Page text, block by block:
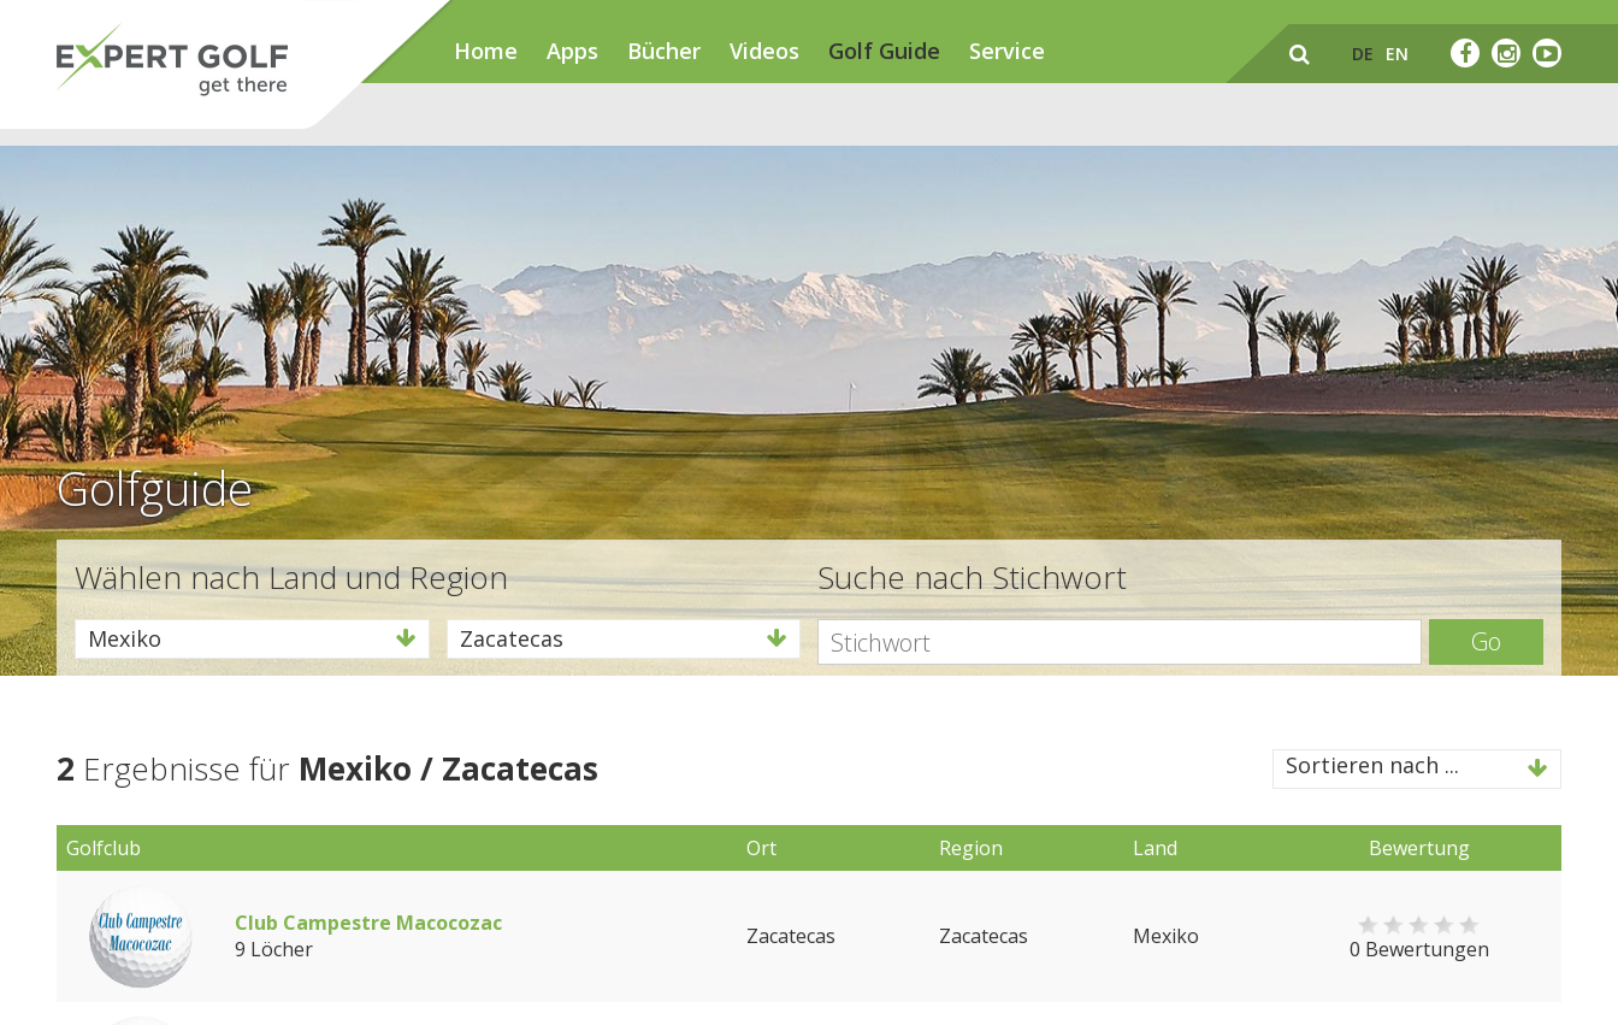
Home Apps Bücher Videos Golf Guide Service DE EN
Golfguide
Wählen nach Land und Region
Mexiko Zacatecas
Suche nach Stichwort
Go
2 Ergebnisse für Mexiko / Zacatecas Sortieren nach ...
Golfclub Ort Region Land Bewertung
Club Campestre Macocozac
9 Löcher
Zacatecas Zacatecas Mexiko 0 Bewertungen